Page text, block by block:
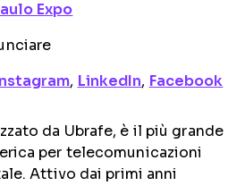
Expo
Instagram, LinkedIn, Facebook
da Ubrafe, è il più grande
per telecomunicazioni
Attivo dai primi anni